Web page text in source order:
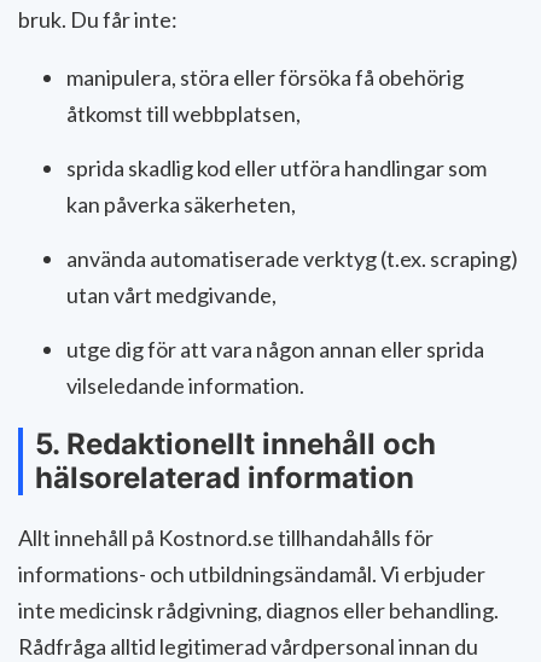
bruk. Du får inte:
manipulera, störa eller försöka få obehörig
åtkomst till webbplatsen,
sprida skadlig kod eller utföra handlingar som
kan påverka säkerheten,
använda automatiserade verktyg (t.ex. scraping)
utan vårt medgivande,
utge dig för att vara någon annan eller sprida
vilseledande information.
5. Redaktionellt innehåll och
hälsorelaterad information
Allt innehåll på Kostnord.se tillhandahålls för
informations- och utbildningsändamål. Vi erbjuder
inte medicinsk rådgivning, diagnos eller behandling.
Rådfråga alltid legitimerad vårdpersonal innan du